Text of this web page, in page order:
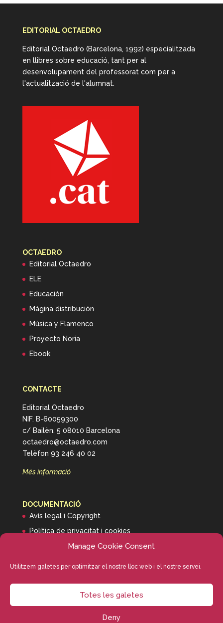
Manage Cookie Consent
Utilitzem galetes per optimitzar el nostre lloc web i el nostre servei.
Totes les galetes
Deny
EDITORIAL OCTAEDRO
Editorial Octaedro (Barcelona, 1992) especialitzada
en llibres sobre educació, tant per al
desenvolupament del professorat com per a
l'actualització de l'alumnat.
OCTAEDRO
Editorial Octaedro
ELE
Educación
Mágina distribución
Música y Flamenco
Proyecto Noria
Ebook
CONTACTE
Editorial Octaedro
NIF. B-60059300
c/ Bailèn, 5 08010 Barcelona
octaedro@octaedro.com
Telèfon 93 246 40 02
Més informació
DOCUMENTACIÓ
Avís legal i Copyright
Política de privacitat i cookies
Informació de transport